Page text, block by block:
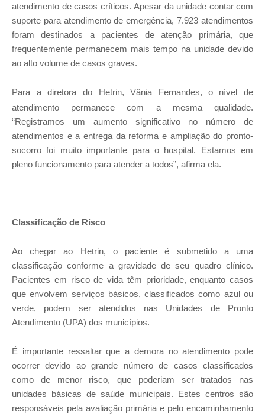
atendimento de casos críticos. Apesar da unidade contar com
suporte para atendimento de emergência, 7.923 atendimentos
foram destinados a pacientes de atenção primária, que
frequentemente permanecem mais tempo na unidade devido
ao alto volume de casos graves.
Para a diretora do Hetrin, Vânia Fernandes,
o nível de
atendimento permanece com a mesma qualidade.
“Registramos um aumento significativo no número de
atendimentos e a entrega da reforma e ampliação do pronto-
socorro foi muito importante para o hospital. Estamos em
pleno funcionamento para atender a todos”, afirma ela.
Classificação de Risco
Ao chegar ao Hetrin, o paciente é submetido a uma
classificação conforme a gravidade de seu quadro clínico.
Pacientes em risco de vida têm prioridade, enquanto casos
que envolvem serviços básicos, classificados como azul ou
verde, podem ser atendidos nas Unidades de Pronto
Atendimento (UPA) dos municípios.
É importante ressaltar que a demora no atendimento pode
ocorrerdevido ao grande número de casos classificados
como de menor risco, que poderiam ser tratados nas
unidades básicas de saúde municipais. Estes centros são
responsáveis pela avaliação primária e pelo encaminhamento